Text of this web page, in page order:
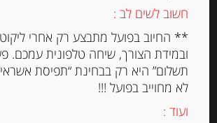
-
₪32.00
חשוב לשים לב :
** החיוב בפועל מתבצע רק אחרי
ובמידת הצורך, שיחה טלפונית עמכם.
תשלום” היא רק בבחינת “תפיסת
לא מחוייב בפועל !!!
ועוד :